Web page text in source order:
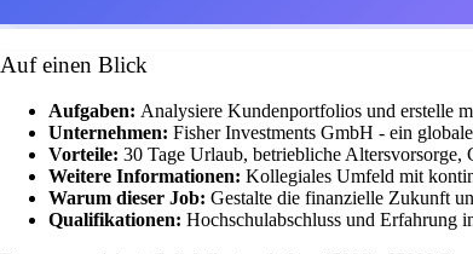
Auf einen Blick
Aufgaben: Analysiere Kundenportfolios und erstelle
Unternehmen: Fisher Investments GmbH - ein
Vorteile: 30 Tage Urlaub, betriebliche Altersvorsorge,
Weitere Informationen: Kollegiales Umfeld mit
Warum dieser Job: Gestalte die finanzielle Zukunft
Qualifikationen: Hochschulabschluss und Erfahrung